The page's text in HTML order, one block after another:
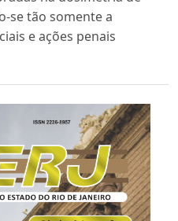
se tão somente a
e ações penais